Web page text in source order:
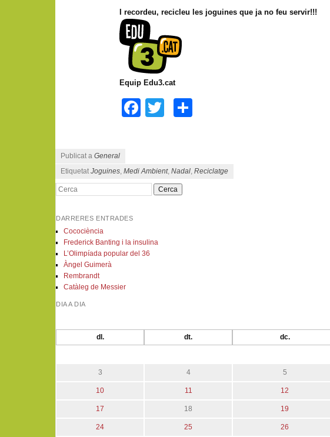
I recordeu, recicleu les joguines que ja no feu servir!!!
Equip Edu3.cat
Facebook
Twitter
Publicat aGeneral
EtiquetatJoguines,Medi Ambient,Nadal,Reciclatge
Navegació pels articles
Cerca
DARRERES ENTRADES
Cocociència
Frederick Banting i la insulina
L’Olimpíada popular del 36
Àngel Guimerà
Rembrandt
Catàleg de Messier
DIA A DIA
dl. dt. dc.
3 4 5
10 11 12
17 18 19
24 25 26